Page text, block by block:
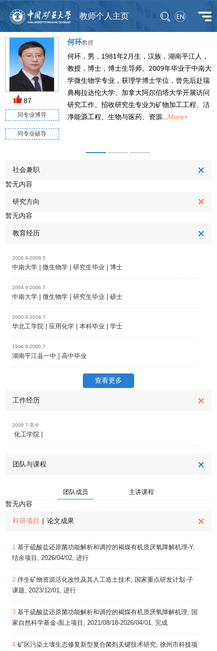
教师个人主页
87
同专业博导
同专业硕导
何环教授
何环，男，1981年2月生，汉族，湖南平江人，
教授，博士，博士生导师。2009年毕业于中南大
学微生物学专业，获理学博士学位，曾先后赴瑞
典梅拉达伦大学、加拿大阿尔伯塔大学开展访问
研究工作。招收研究生专业为矿物加工工程、洁
净能源工程、生物与医药、资源... More+
社会兼职
暂无内容
研究方向
暂无内容
教育经历
2006.9-2009.5
中南大学 | 微生物学 | 研究生毕业 | 博士
2004.9-2006.7
中南大学 | 微生物学 | 研究生毕业 | 硕士
2000.9-2004.7
华北工学院 | 应用化学 | 本科毕业 | 学士
1996.9-2000.7
湖南平江县一中 | 高中毕业
查看更多
工作经历
2009.7-至今
化工学院 |
团队与课程
团队成员 主讲课程
暂无内容
科研项目 | 论文成果
1.基于硫酸盐还原菌功能解析和调控的褐煤有机质厌氧降解机理-Y,
结余项目, 2026/04/02, 进行
2.伴生矿物资源活化改性及其人工造土技术, 国家重点研发计划-子
课题, 2023/12/01, 进行
3.基于硫酸盐还原菌功能解析和调控的褐煤有机质厌氧降解机理, 国
家自然科学基金-面上项目, 2021/08/18-2026/04/01, 完成
4.矿区污染土壤生态修复新型复合菌剂关键技术研究, 徐州市科技项